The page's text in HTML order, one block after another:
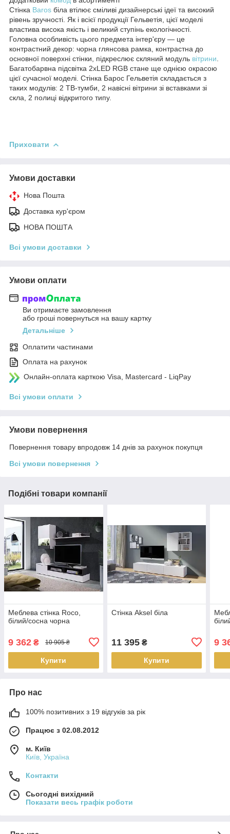
Стінка Baros біла втілює сміливі дизайнерські ідеї та високий
рівень зручності. Як і всієї продукції Гельветія, цієї моделі
властива висока якість і великий ступінь екологічності.
Головна особливість цього предмета інтер'єру — це
контрастний декор: чорна глянсова рамка, контрастна до
основної поверхні стінки, підкреслює скляний модуль вітрини
Багатобарвна підсвітка 2xLED RGB стане ще однією окрасою
цієї сучасної моделі. Стінка Барос Гельветія складається з
таких модулів: 2 ТВ-тумби, 2 навісні вітрини зі вставками зі
скла, 2 полиці відкритого типу.
Приховати
Умови доставки
Нова Пошта
Доставка кур'єром
НОВА ПОШТА
Всі умови доставки
Умови оплати
Ви отримаєте замовлення
або гроші повернуться на вашу картку
Детальніше
Оплатити частинами
Оплата на рахунок
Онлайн-оплата карткою Visa, Mastercard - LiqPay
Всі умови оплати
Умови повернення
Повернення товару впродовж 14 днів за рахунок покупця
Всі умови повернення
Подібні товари компанії
Меблева стінка Roco,
білий/сосна чорна
9 362 ₴ 10 905 ₴
Купити
Стінка Aksel біла
11 395₴
Купити
9
Про нас
100% позитивних з 19 відгуків за рік
Працює з 02.08.2012
м. Київ
Київ, Україна
Контакти
Сьогодні вихідний
Показати весь графік роботи